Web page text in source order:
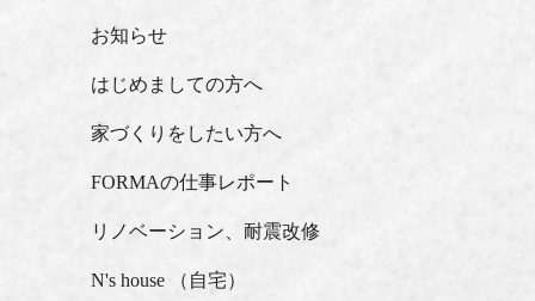
お知らせ
はじめましての方へ
家づくりをしたい方へ
FORMAの仕事レポート
リノベーション、耐震改修
N's house （自宅）